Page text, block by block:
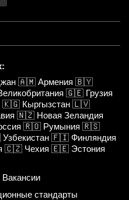
🇦🇲 Армения 🇧🇾
🇬🇪 Грузия
🇰🇬 Кыргызстан 🇱🇻
🇳🇿 Новая Зеландия
🇷🇴 Румыния 🇷🇸
Узбекистан 🇫🇮 Финляндия
🇨🇿 Чехия 🇪🇪 Эстония
Вакансии
стандарты